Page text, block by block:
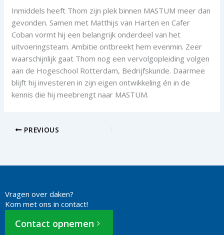
Inmiddels heeft Thom zijn plek binnen MASTUM meer dan
gevonden. Samen met Matthijs van Harten en Cafer
Coban vormt hij een belangrijk onderdeel van het
uitvoeringsteam. Ambitie ontbreekt hem evenmin. Zeer
waarschijnlijk gaat Thom nog een vervolgopleiding volgen
aan de Hogeschool Rotterdam, Bedrijfskunde. Daarmee
blijft hij investeren in zijn eigen ontwikkeling én in de
kennis die hij meebrengt naar MASTUM.
PREVIOUS
Vragen over daken?
Kom met ons in contact!
Contact opnemen